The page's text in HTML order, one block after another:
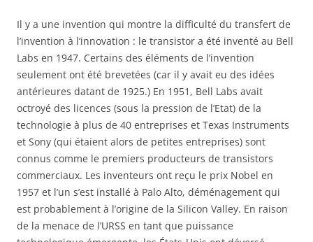
Il y a une invention qui montre la difficulté du transfert de
l’invention à l’innovation : le transistor a été inventé au Bell
Labs en 1947. Certains des éléments de l’invention
seulement ont été brevetées (car il y avait eu des idées
antérieures datant de 1925.) En 1951, Bell Labs avait
octroyé des licences (sous la pression de l’Etat) de la
technologie à plus de 40 entreprises et Texas Instruments
et Sony (qui étaient alors de petites entreprises) sont
connus comme le premiers producteurs de transistors
commerciaux. Les inventeurs ont reçu le prix Nobel en
1957 et l’un s’est installé à Palo Alto, déménagement qui
est probablement à l’origine de la Silicon Valley. En raison
de la menace de l’URSS en tant que puissance